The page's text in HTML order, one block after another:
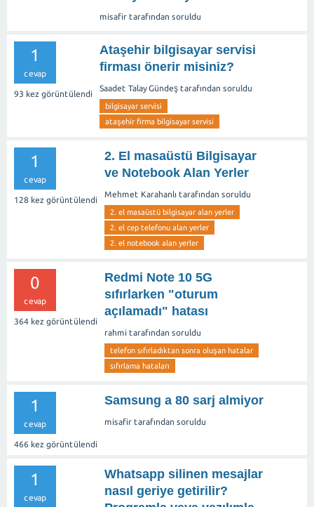
misafir tarafından soruldu
1
cevap
93 kez görüntülendi
Ataşehir bilgisayar servisi
firması önerir misiniz?
Saadet Talay Gündeş tarafından soruldu
bilgisayar servisi
ataşehir firma bilgisayar servisi
1
cevap
128 kez görüntülendi
2. El masaüstü Bilgisayar
ve Notebook Alan Yerler
Mehmet Karahanlı tarafından soruldu
2. el masaüstü bilgisayar alan yerler
2. el cep telefonu alan yerler
2. el notebook alan yerler
0
cevap
364 kez görüntülendi
Redmi Note 10 5G
sıfırlarken "oturum
açılamadı" hatası
rahmi tarafından soruldu
telefon sıfırladıktan sonra oluşan hatalar
sıfırlama hataları
1
cevap
466 kez görüntülendi
Samsung a 80 sarj almiyor
misafir tarafından soruldu
1
cevap
Whatsapp silinen mesajlar
nasıl geriye getirilir?